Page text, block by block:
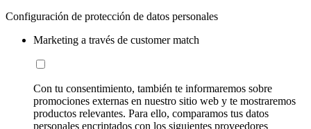
Configuración de protección de datos personales
Marketing a través de customer match
Con tu consentimiento, también te informaremos sobre
promociones externas en nuestro sitio web y te mostraremos
productos relevantes. Para ello, comparamos tus datos
personales encriptados con los siguientes proveedores